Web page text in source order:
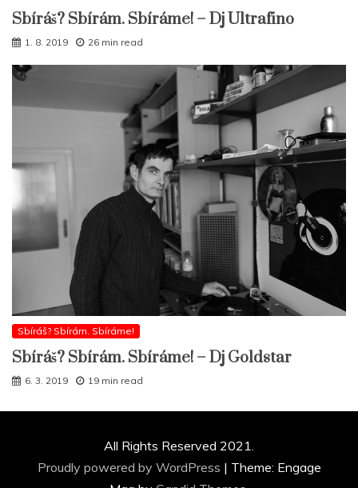
Sbíráš? Sbírám. Sbíráme! – Dj Ultrafino
1. 8. 2019 26 min read
Sbíráš? Sbírám. Sbíráme!
Sbíráš? Sbírám. Sbíráme! – Dj Goldstar
6. 3. 2019 19 min read
All Rights Reserved 2021.
Proudly powered by WordPress | Theme: Engage